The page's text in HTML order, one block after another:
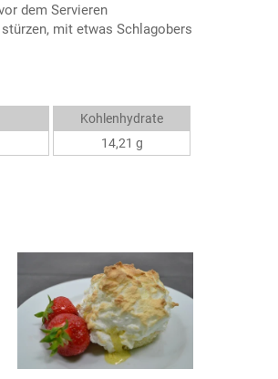
dem Servieren
mit etwas Schlagobers
Kohlenhydrate
14,21 g